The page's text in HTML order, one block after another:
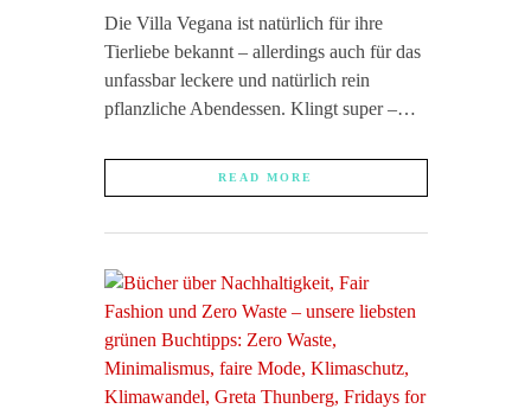
Die Villa Vegana ist natürlich für ihre
Tierliebe bekannt – allerdings auch für das
unfassbar leckere und natürlich rein
pflanzliche Abendessen. Klingt super –…
READ MORE